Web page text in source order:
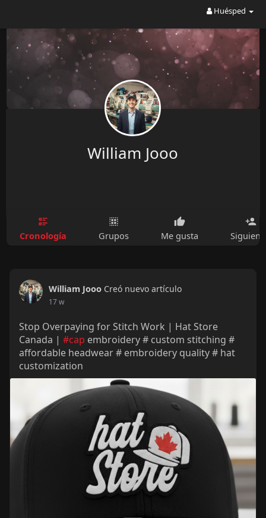
Huésped
William Jooo
Cronología Grupos Me gusta
William Jooo Creó nuevo artículo
17 w
Stop Overpaying for Stitch Work | Hat Store
Canada | #cap embroidery # custom stitching #
affordable headwear # embroidery quality # hat
customization